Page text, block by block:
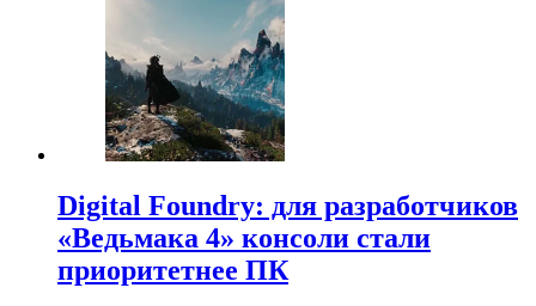
Digital Foundry: для разработчиков
«Ведьмака 4» консоли стали
приоритетнее ПК